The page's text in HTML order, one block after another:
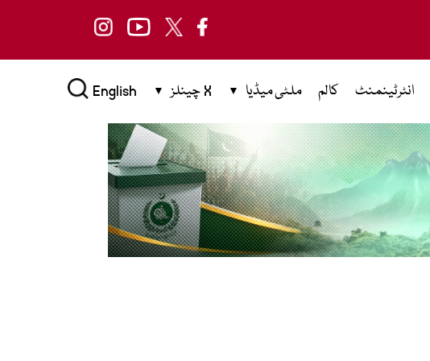
انٹرٹینمنٹ کالم ملٹی میڈیا X چینلز English